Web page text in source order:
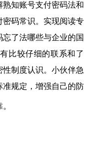
知账号支付密码法和
码常识。实现阅读专
了法哪些与企业的国
比较仔细的联系和了
制度认识。小伙伴急
规定，增强自己的防